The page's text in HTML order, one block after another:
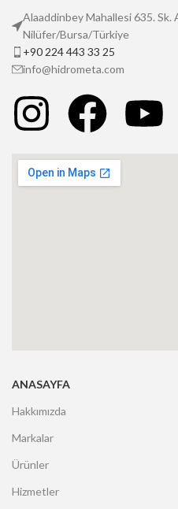
Alaaddinbey Mahallesi 635. Sk.
Nilüfer/Bursa/Türkiye
+90 224 443 33 25
info@hidrometa.com
ANASAYFA
Hakkımızda
Markalar
Ürünler
Hizmetler